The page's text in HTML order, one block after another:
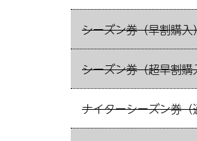
シーズン券（早割購
シーズン券（超早割
ナイターシーズン券